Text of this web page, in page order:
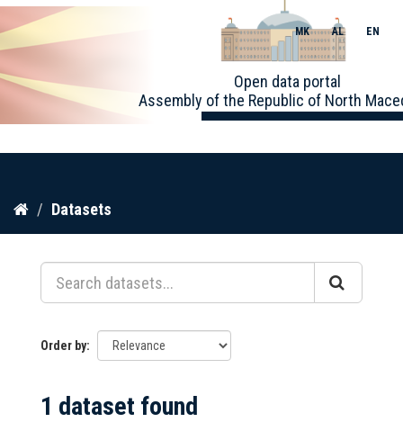
Skip
content
Open data portal
Assembly of the Republic of North
MK AL EN
Datasets
Order by
1 dataset found